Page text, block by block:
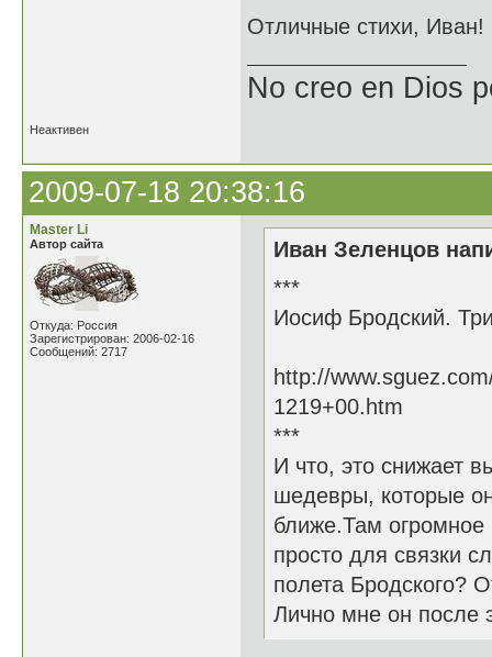
Отличные стихи, Иван!
No creo en Dios
Неактивен
2009-07-18 20:38:16
Master Li
Автор сайта
Откуда: Россия
Зарегистрирован: 2006-02-16
Сообщений: 2717
Иван Зеленцов
***
Иосиф Бродский.
http://
1219+00.htm
***
И что, это снижает
шедевры, которые
ближе.Там огромное
просто для связки
полета Бродского?
Лично мне он после